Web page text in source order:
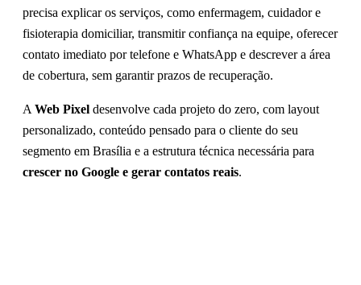
precisa explicar os serviços, como enfermagem, cuidador e
fisioterapia domiciliar, transmitir confiança na equipe, oferecer
contato imediato por telefone e WhatsApp e descrever a área
de cobertura, sem garantir prazos de recuperação.
A Web Pixel desenvolve cada projeto do zero, com layout
personalizado, conteúdo pensado para o cliente do seu
segmento em Brasília e a estrutura técnica necessária para
crescer no Google e gerar contatos reais.